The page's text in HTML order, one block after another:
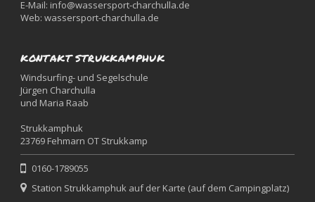
E-Mail: info@wassersport-charchulla.de
Web:wassersport-charchulla.de
KONTAKT STRUKKAMPHUK
Windsurfing- und Segelschule
Jürgen Charchulla
und Maria Raab
Strukkamphuk
23769 Fehmarn OT Strukkamp
0160-1789055
Station Strukkamphuk auf der Karte (auf dem Campingplatz)